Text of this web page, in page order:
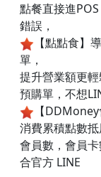
點餐直接進
錯誤，
【點點食】
單，
提升營業額更
預購單，不想
【
消費累積點數
會員數，會員
合官方 LINE